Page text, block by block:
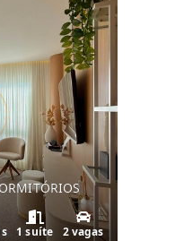
1 suíte 2 vagas